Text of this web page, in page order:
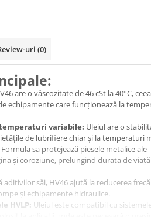
uri (0)
are o vâscozitate de 46 cSt la 40°C,
echipamente care funcționează la
variabile: Uleiul are o
de lubrifiere chiar și la temperaturi
Formula sa protejează piesele metalice ale
și coroziune, prelungind durata de viață
aditivilor săi, HV46 ajută la reducerea
și echipamente hidraulice.
HVLP: Uleiul este compatibil cu